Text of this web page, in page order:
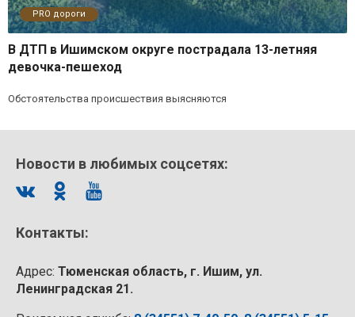
PRO дороги
В ДТП в Ишимском округе пострадала 13-летняя
девочка-пешеход
Обстоятельства происшествия выясняются
Новости в любимых соцсетях:
Контакты:
Адрес: Тюменская область, г. Ишим, ул.
Ленинградская 21.